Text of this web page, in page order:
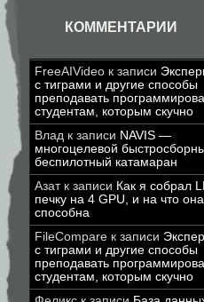
КОММЕНТАРИИ
FreeAIVideo к записи
с тиграми и другие способы
преподавать
студентам, которым скучно
Влад к записи NAVIS —
многоцелевой
беспилотный катамаран
Азатк записи Как я собрал
печку на 4 GPU, и на что она
способна
FileCompare к записи
с тиграми и другие способы
преподавать
студентам, которым скучно